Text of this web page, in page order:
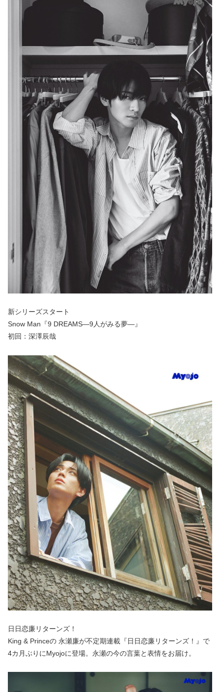
新シリーズスタート
Snow Man『9 DREAMS―9人がみる夢―』
初回：深澤辰哉
日日恋廉リターンズ！
King & Princeの 永瀬廉が不定期連載『日日恋廉リターンズ！』で
4カ月ぶりにMyojoに登場。永瀬の今の言葉と表情をお届け。